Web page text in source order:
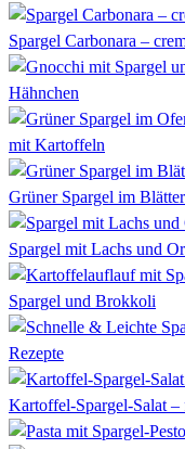
Spargel Carbonara –
Hähnchen
mit Kartoffeln
Grüner Spargel im
Spargel mit Lachs und
Spargel und Brokkoli
Rezepte
Kartoffel-Spargel-Salat